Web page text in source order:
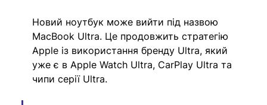
Новий ноутбук може вийти під назвою
MacBook Ultra. Це продовжить стратегію
Apple із використання бренду Ultra, який
уже є в Apple Watch Ultra, CarPlay Ultra та
чипи серії Ultra.